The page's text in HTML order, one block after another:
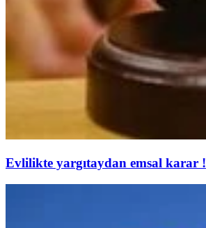
Evlilikte yargıtaydan emsal karar !